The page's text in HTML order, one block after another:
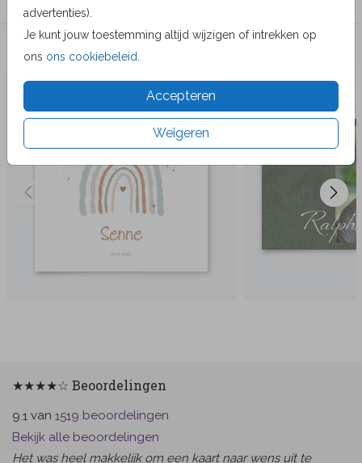
advertenties).
Je kunt jouw toestemming altijd wijzigen of intrekken op
ons ons cookiebeleid
Accepteren
Weigeren
Veel gekozen producten
★★★★☆ Beoordelingen
9.1 van 1519 beoordelingen
Bekijk alle beoordelingen
Het was heel makkelijk om een kaart naar wens uit te